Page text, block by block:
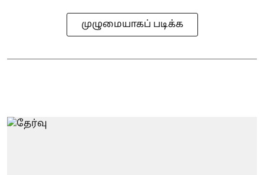
முழுமையாகப் படிக்க